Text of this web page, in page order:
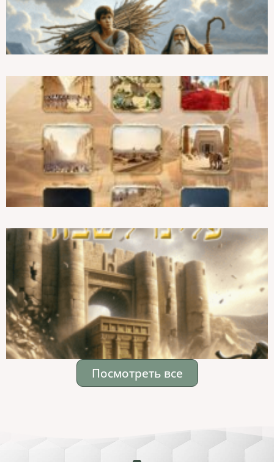
Посмотреть все